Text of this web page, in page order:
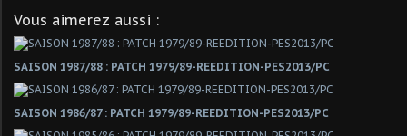
Vous aimerez aussi :
SAISON 1987/88 : PATCH 1979/89-REEDITION-PES2013/PC
SAISON 1986/87 : PATCH 1979/89-REEDITION-PES2013/PC